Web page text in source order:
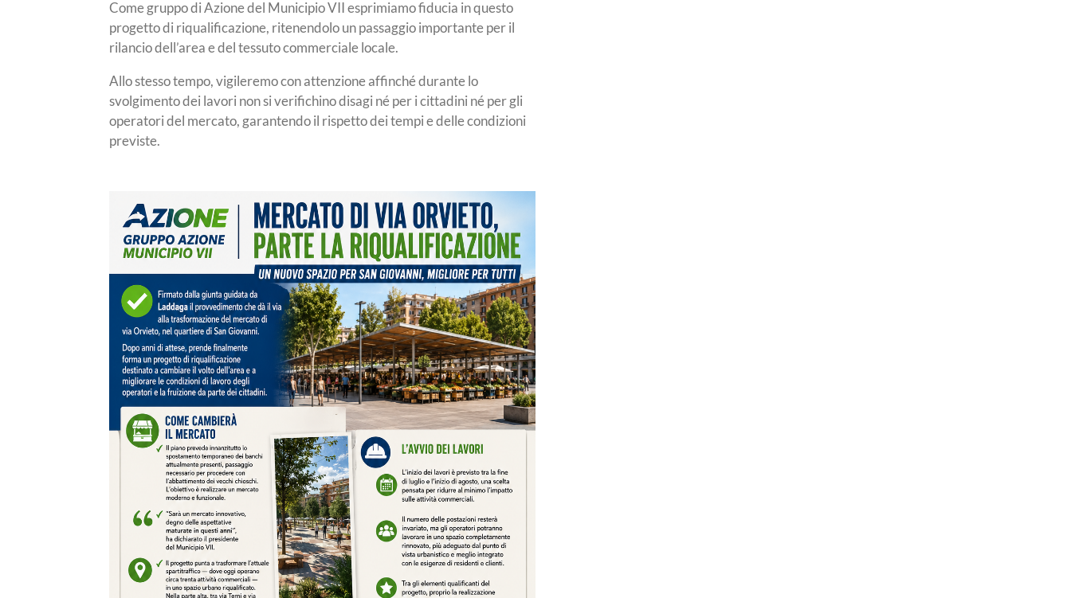
Come gruppo di Azione del Municipio VII esprimiamo fiducia in questo
progetto di riqualificazione, ritenendolo un passaggio importante per il
rilancio dell’area e del tessuto commerciale locale.
Allo stesso tempo, vigileremo con attenzione affinché durante lo
svolgimento dei lavori non si verifichino disagi né per i cittadini né per gli
operatori del mercato, garantendo il rispetto dei tempi e delle condizioni
previste.